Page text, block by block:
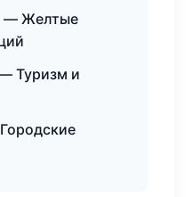
— Желтые
Туризм и